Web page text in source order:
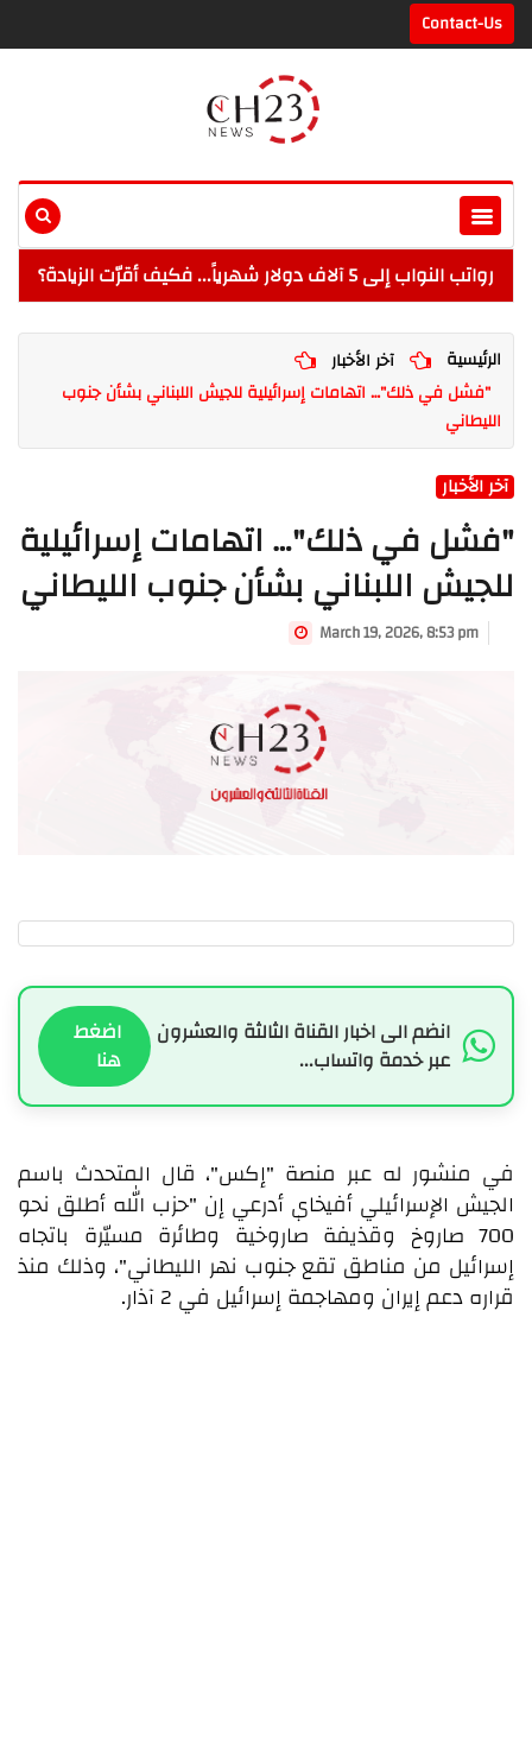
Contact-Us
رواتب النواب إلى 5 آلاف دولار شهرياً... فكيف أقرّت الزيادة؟
الرئيسية
آخر الأخبار
"فشل في ذلك"… اتهامات إسرائيلية للجيش اللبناني بشأن جنوب
الليطاني
آخر الأخبار
"فشل في ذلك"… اتهامات إسرائيلية
للجيش اللبناني بشأن جنوب الليطاني
March 19, 2026, 8:53 pm
انضم الى اخبار القناة الثالثة والعشرون
عبر خدمة واتساب...
اضغط
هنا
في منشور له عبر منصة "إكس"، قال المتحدث باسم
الجيش الإسرائيلي أفيخاي أدرعي إن "حزب الله أطلق نحو
700 صاروخ وقذيفة صاروخية وطائرة مسيّرة باتجاه
إسرائيل من مناطق تقع جنوب نهر الليطاني"، وذلك منذ
قراره دعم إيران ومهاجمة إسرائيل في 2 آذار.